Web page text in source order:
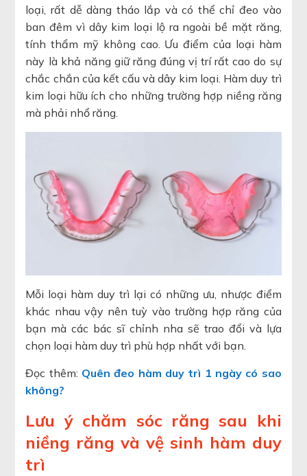
loại, rất dễ dàng tháo lắp và có thể chỉ đeo vào
ban đêm vì dây kim loại lộ ra ngoài bề mặt răng,
tính thẩm mỹ không cao. Ưu điểm của loại hàm
này là khả năng giữ răng đúng vị trí rất cao do sự
chắc chắn của kết cấu và dây kim loại. Hàm duy trì
kim loại hữu ích cho những trường hợp niềng răng
mà phải nhổ răng.
Mỗi loại hàm duy trì lại có những ưu, nhược điểm
khác nhau vậy nên tuỳ vào trường hợp răng của
bạn mà các bác sĩ chỉnh nha sẽ trao đổi và lựa
chọn loại hàm duy trì phù hợp nhất với bạn.
Đọc thêm: Quên đeo hàm duy trì 1 ngày có sao
không?
Lưu ý chăm sóc răng sau khi
niềng răng và vệ sinh hàm duy
trì